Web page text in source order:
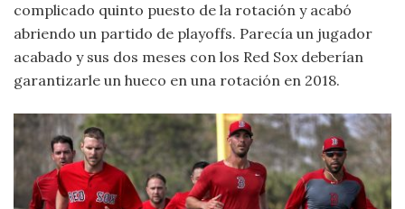
complicado quinto puesto de la rotación y acabó
abriendo un partido de playoffs. Parecía un jugador
acabado y sus dos meses con los Red Sox deberían
garantizarle un hueco en una rotación en 2018.